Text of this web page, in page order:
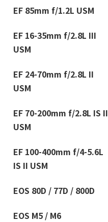
EF 85mm f/1.2L USM
EF 16-35mm f/2.8L III
USM
EF 24-70mm f/2.8L II
USM
EF 70-200mm f/2.8L IS II
USM
EF 100-400mm f/4-5.6L
IS II USM
EOS 80D / 77D / 800D
EOS M5 / M6